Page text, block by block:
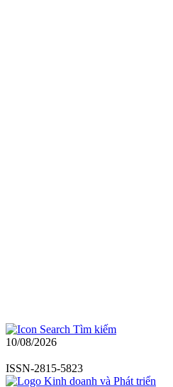
Tìm kiếm
10/08/2026
ISSN-2815-5823